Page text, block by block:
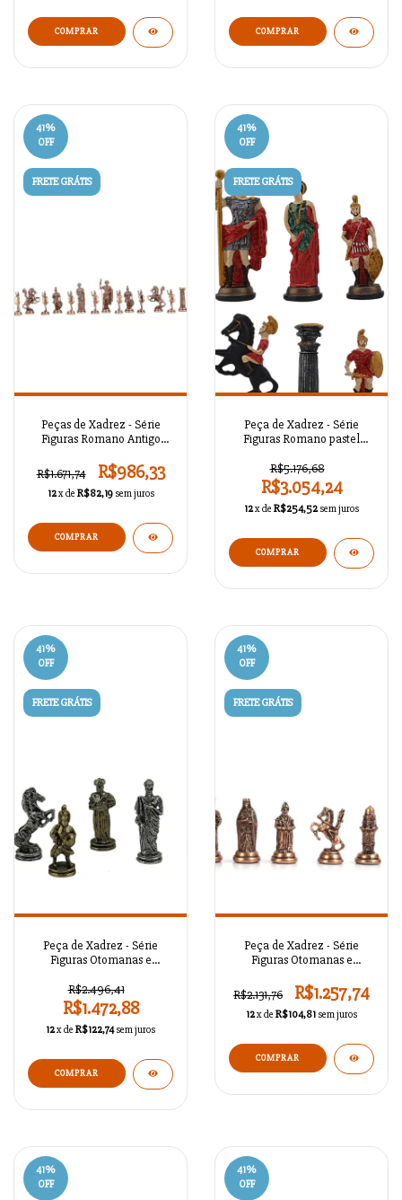
COMPRAR COMPRAR
41%
OFF
FRETE GRÁTIS
Peças de Xadrez - Série
Figuras Romano Antigo
R$1.671,74
R$986,33
12x de R$82,19 sem juros
COMPRAR
41%
OFF
FRETE GRÁTIS
Peça de Xadrez - Série
Figuras Romano pastel
R$5.176,68
R$3.054,24
12x de R$254,52 sem juros
41%
OFF
FRETE GRÁTIS
Peça de Xadrez - Série
Figuras Otomanas e
R$2.496,41
R$1.472,88
12x de R$122,74 sem juros
COMPRAR
41%
OFF
FRETE GRÁTIS
Peça de Xadrez - Série
Figuras Otomanas e
R$2.131,76
R$1.257,74
12x de R$104,81 sem juros
COMPRAR
41%
OFF
41%
OFF